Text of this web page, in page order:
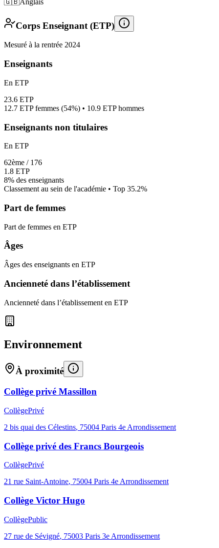
🇬🇧Anglais
Corps Enseignant (ETP)
Mesuré à la rentrée 2024
Enseignants
En ETP
23.6 ETP
12.7 ETP femmes (54%) • 10.9 ETP hommes
Enseignants non titulaires
En ETP
62ème / 176
1.8 ETP
8% des enseignants
Classement au sein de l'académie • Top 35.2%
Part de femmes
Part de femmes en ETP
Âges
Âges des enseignants en ETP
Ancienneté dans l’établissement
Ancienneté dans l’établissement en ETP
Environnement
À proximité
Collège privé Massillon
CollègePrivé
2 bis quai des Célestins, 75004 Paris 4e Arrondissement
Collège privé des Francs Bourgeois
CollègePrivé
21 rue Saint-Antoine, 75004 Paris 4e Arrondissement
Collège Victor Hugo
CollègePublic
27 rue de Sévigné, 75003 Paris 3e Arrondissement